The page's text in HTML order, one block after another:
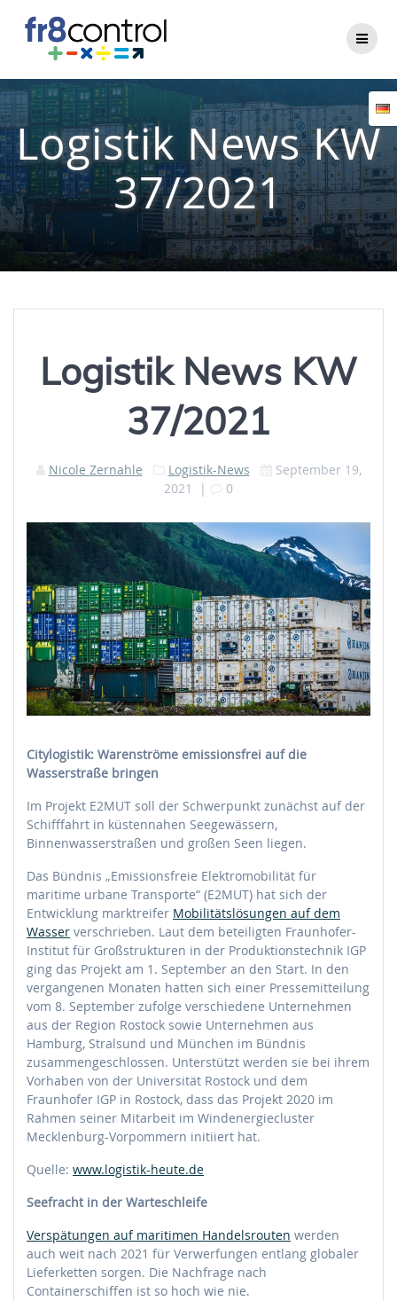
Logistik News KW
37/2021
Logistik News KW
37/2021
Nicole Zernahle Logistik-News
September 19,
2021
| 0
Citylogistik: Warenströme emissionsfrei auf die
Wasserstraße bringen
Im Projekt E2MUT soll der Schwerpunkt zunächst auf der
Schifffahrt in küstennahen Seegewässern,
Binnenwasserstraßen und großen Seen liegen.
Das Bündnis „Emissionsfreie Elektromobilität für
maritime urbane Transporte“ (E2MUT) hat sich der
Entwicklung marktreifer Mobilitätslösungen auf dem
Wasser verschrieben. Laut dem beteiligten Fraunhofer-
Institut für Großstrukturen in der Produktionstechnik IGP
ging das Projekt am 1. September an den Start. In den
vergangenen Monaten hatten sich einer Pressemitteilung
vom 8. September zufolge verschiedene Unternehmen
aus der Region Rostock sowie Unternehmen aus
Hamburg, Stralsund und München im Bündnis
zusammengeschlossen. Unterstützt werden sie bei ihrem
Vorhaben von der Universität Rostock und dem
Fraunhofer IGP in Rostock, dass das Projekt 2020 im
Rahmen seiner Mitarbeit im Windenergiecluster
Mecklenburg-Vorpommern initiiert hat.
Quelle: www.logistik-heute.de
Seefracht in der Warteschleife
Verspätungen auf maritimen Handelsrouten werden
auch weit nach 2021 für Verwerfungen entlang globaler
Lieferketten sorgen. Die Nachfrage nach
Containerschiffen ist so hoch wie nie.